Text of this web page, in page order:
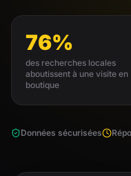
76%
des recherches locales
aboutissent à une visite en
boutique
Données sécurisées